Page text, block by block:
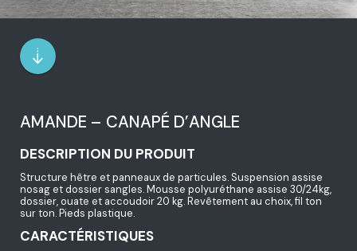
AMANDE – CANAPÉ D’ANGLE
DESCRIPTION DU PRODUIT
Structure hêtre et panneaux de particules. Suspension assise
nosag et dossier sangles. Mousse polyuréthane assise 30/24kg,
dossier, ouate et accoudoir 20 kg. Revêtement au choix, fil ton
sur ton. Pieds plastique.
CARACTÉRISTIQUES